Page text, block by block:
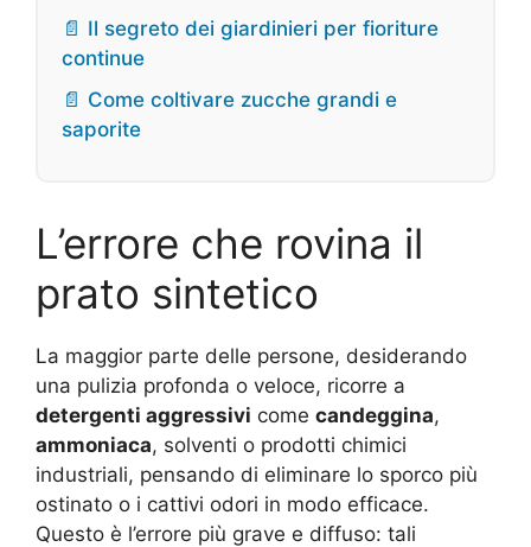
📄 Il segreto dei giardinieri per fioriture
continue
📄 Come coltivare zucche grandi e
saporite
L’errore che rovina il
prato sintetico
La maggior parte delle persone, desiderando
una pulizia profonda o veloce, ricorre a
detergenti aggressivi come candeggina,
ammoniaca, solventi o prodotti chimici
industriali, pensando di eliminare lo sporco più
ostinato o i cattivi odori in modo efficace.
Questo è l’errore più grave e diffuso: tali